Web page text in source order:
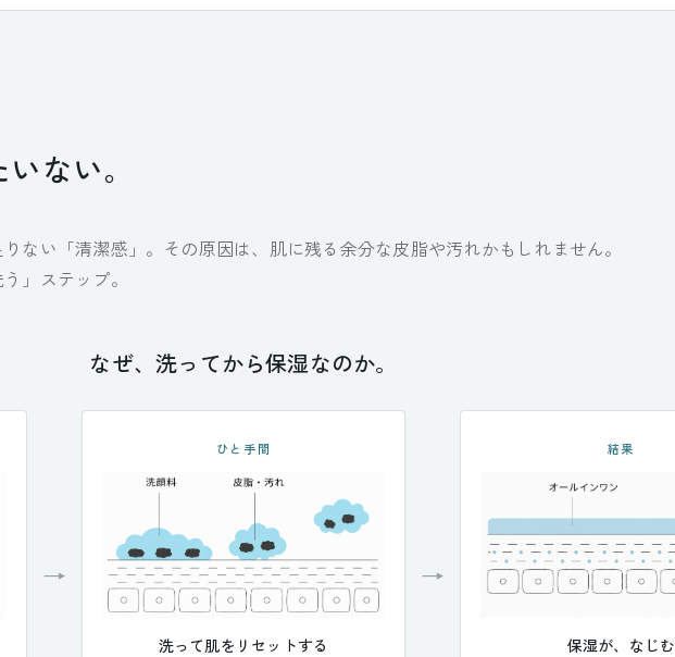
ない。
ない「清潔感」。その原因は、肌に残る余分な皮脂や汚れかもしれません。
」ステップ。
なぜ、洗ってから保湿なのか。
→
ひと手間
洗って肌をリセットする
→
結果
保湿が、なじむ